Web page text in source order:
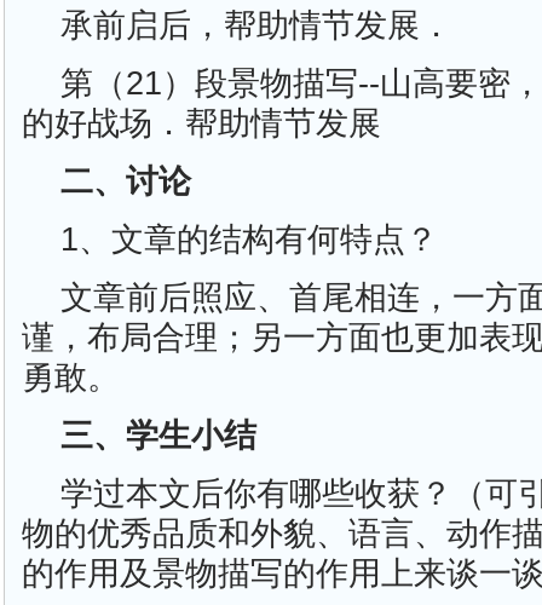
承前启后，帮助情节发展．
第（21）段景物描写--山高要密
的好战场．帮助情节发展
二、讨论
1、文章的结构有何特点？
文章前后照应、首尾相连，一方
谨，布局合理；另一方面也更加表
勇敢。
三、学生小结
学过本文后你有哪些收获？（可
物的优秀品质和外貌、语言、动作
的作用及景物描写的作用上来谈一